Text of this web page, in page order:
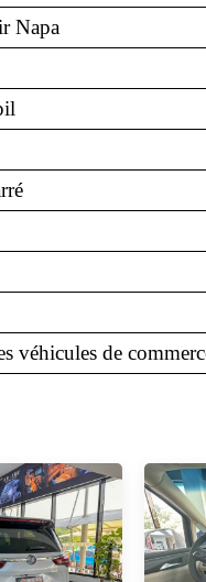
Napa
véhicules de